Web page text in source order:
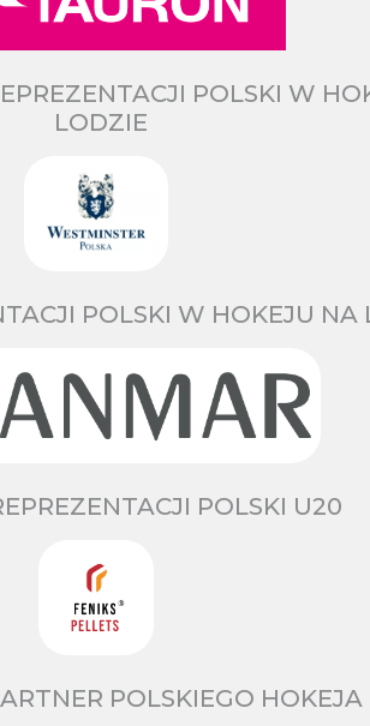
POLSKI W
LODZIE
POLSKI W HOKEJU NA
POLSKI U20
POLSKIEGO HOKEJA